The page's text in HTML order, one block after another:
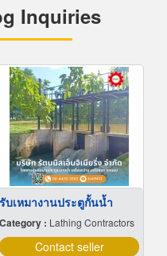
Inquiries
รับเหมางานประตูกั้นน้ำ
Category : Lathing Contractors
Contact seller